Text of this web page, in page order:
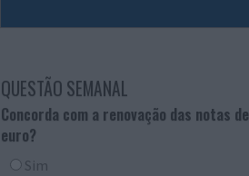
QUESTÃO SEMANAL
Concorda com a renovação das notas de
euro?
Sim